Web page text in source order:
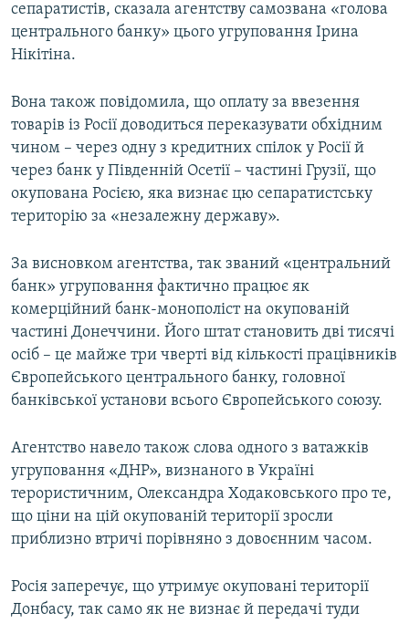
сепаратистів, сказала агентству самозвана «голова
центрального банку» цього угруповання Ірина
Нікітіна.
Вона також повідомила, що оплату за ввезення
товарів із Росії доводиться переказувати обхідним
чином – через одну з кредитних спілок у Росії й
через банк у Південній Осетії – частині Грузії, що
окупована Росією, яка визнає цю сепаратистську
територію за «незалежну державу».
За висновком агентства, так званий «центральний
банк» угруповання фактично працює як
комерційний банк-монополіст на окупованій
частині Донеччини. Його штат становить дві тисячі
осіб – це майже три чверті від кількості працівників
Європейського центрального банку, головної
банківської установи всього Європейського союзу.
Агентство навело також слова одного з ватажків
угруповання «ДНР», визнаного в Україні
терористичним, Олександра Ходаковського про те,
що ціни на цій окупованій території зросли
приблизно втричі порівняно з довоєнним часом.
Росія заперечує, що утримує окуповані території
Донбасу, так само як не визнає й передачі туди